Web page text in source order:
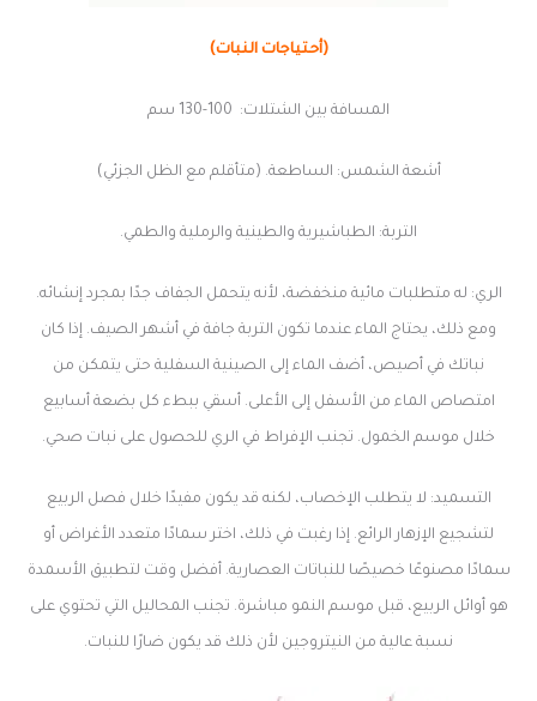
(أحتياجات النبات)
المسافة بين الشتلات: 100-130 سم
أشعة الشمس: الساطعة. (متأقلم مع الظل الجزئي)
التربة: الطباشيرية والطينية والرملية والطمي.
الري: له متطلبات مائية منخفضة، لأنه يتحمل الجفاف جدًا بمجرد إنشائه.
ومع ذلك، يحتاج الماء عندما تكون التربة جافة في أشهر الصيف. إذا كان
نباتك في أصيص، أضف الماء إلى الصينية السفلية حتى يتمكن من
امتصاص الماء من الأسفل إلى الأعلى. أسقي ببطء كل بضعة أسابيع
خلال موسم الخمول. تجنب الإفراط في الري للحصول على نبات صحي.
التسميد: لا يتطلب الإخصاب، لكنه قد يكون مفيدًا خلال فصل الربيع
لتشجيع الإزهار الرائع. إذا رغبت في ذلك، اختر سمادًا متعدد الأغراض أو
سمادًا مصنوعًا خصيصًا للنباتات العصارية. أفضل وقت لتطبيق الأسمدة
هو أوائل الربيع، قبل موسم النمو مباشرة. تجنب المحاليل التي تحتوي على
نسبة عالية من النيتروجين لأن ذلك قد يكون ضارًا للنبات.